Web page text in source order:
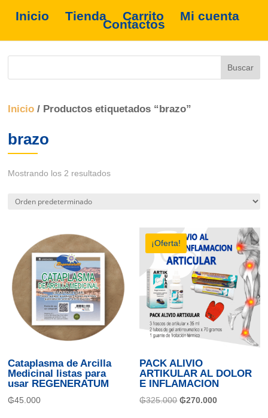
Inicio Tienda Carrito Mi cuenta
Contactos
Inicio / Productos etiquetados “brazo”
brazo
Mostrando los 2 resultados
Cataplasma de Arcilla
Medicinal listas para
usar REGENERATUM
₲45.000
¡Oferta!
PACK ALIVIO
ARTIKULAR AL DOLOR
E INFLAMACION
₲325.000 El
₲270.000El